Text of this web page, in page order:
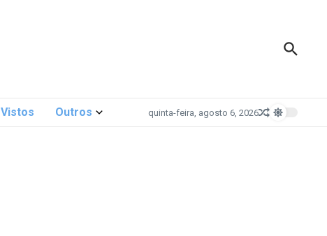
Vistos Outros quinta-feira, agosto 6, 2026